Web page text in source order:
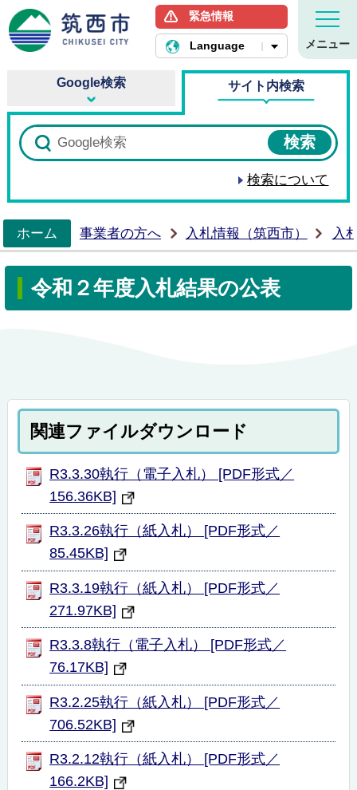
筑西市ホームページ
緊急情報
Language メニュー
Google検索 サイト内検索
検索について
ホーム
事業者の方へ 入札情報（筑西市） 入
令和２年度入札結果の公表
関連ファイルダウンロード
R3.3.30執行（電子入札） [PDF形式／
156.36KB]
R3.3.26執行（紙入札） [PDF形式／
85.45KB]
R3.3.19執行（紙入札） [PDF形式／
271.97KB]
R3.3.8執行（電子入札） [PDF形式／
76.17KB]
R3.2.25執行（紙入札） [PDF形式／
706.52KB]
R3.2.12執行（紙入札） [PDF形式／
166.2KB]